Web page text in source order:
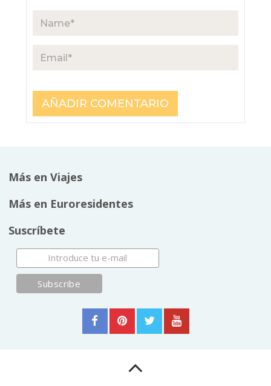
Más en Viajes
Más en Euroresidentes
Suscríbete